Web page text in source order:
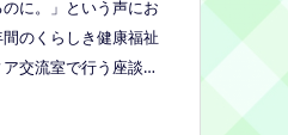
みはこちらをクリッ
ださい。または、公
にメッセージを送っ
に。」という声にお
のくらしき健康福祉
交流室で行う座談会